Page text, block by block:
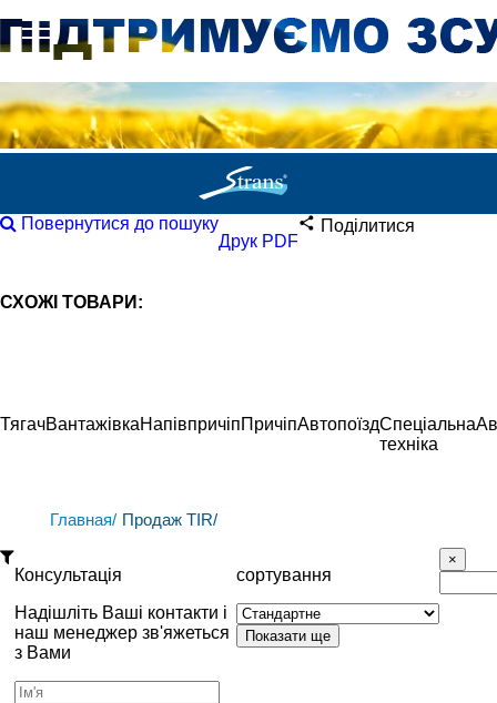
Повернутися до пошуку
Друк PDF
Поділитися
СХОЖІ ТОВАРИ:
ТягачВантажівкаНапівпричіпПричіпАвтопоїздСпеціальна
техніка
Главная/ Продаж TIR/
Консультація
Надішліть Ваші контакти і
наш менеджер зв'яжеться
з Вами
сортування